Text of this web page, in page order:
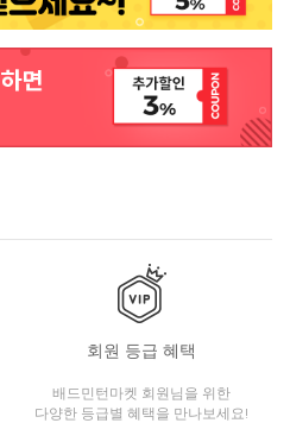
회원 등급 혜택
배드민턴마켓 회원님을 위한
다양한 등급별 혜택을 만나보세요!